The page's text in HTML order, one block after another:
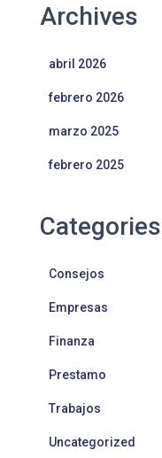
Archives
abril 2026
febrero 2026
marzo 2025
febrero 2025
Categories
Consejos
Empresas
Finanza
Prestamo
Trabajos
Uncategorized